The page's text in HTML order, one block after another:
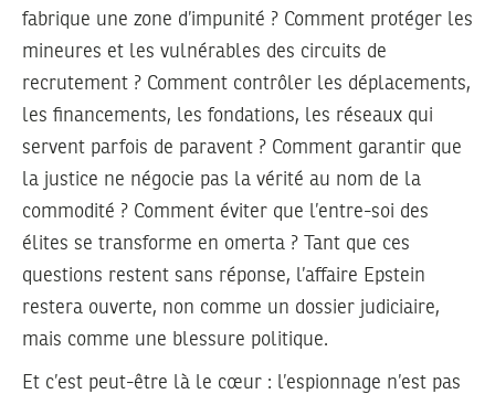
fabrique une zone d’impunité ? Comment protéger les
mineures et les vulnérables des circuits de
recrutement ? Comment contrôler les déplacements,
les financements, les fondations, les réseaux qui
servent parfois de paravent ? Comment garantir que
la justice ne négocie pas la vérité au nom de la
commodité ? Comment éviter que l’entre-soi des
élites se transforme en omerta ? Tant que ces
questions restent sans réponse, l’affaire Epstein
restera ouverte, non comme un dossier judiciaire,
mais comme une blessure politique.
Et c’est peut-être là le cœur : l’espionnage n’est pas